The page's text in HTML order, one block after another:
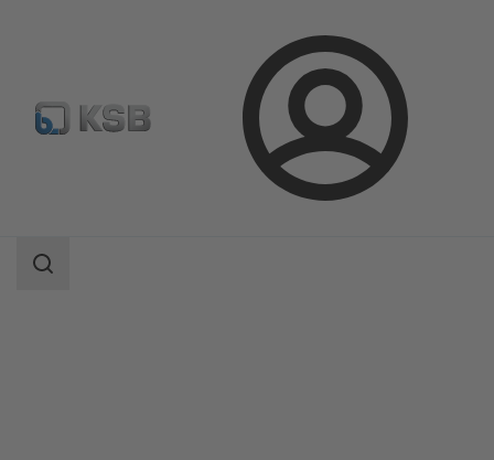
ล็อกอิน
แค็ตตาล็อกผลิตภัณฑ์
ขอบเขต